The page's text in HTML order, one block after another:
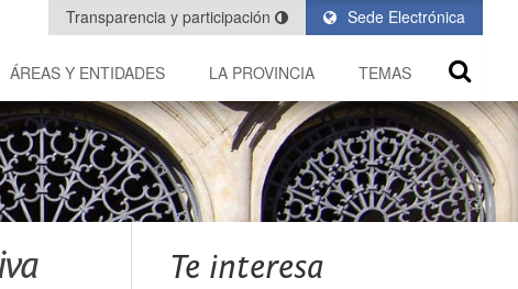
Sede Electrónica
Transparencia y participación
ÁREAS Y ENTIDADES LA PROVINCIA TEMAS
Te interesa